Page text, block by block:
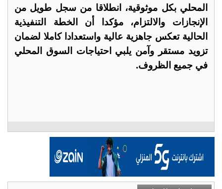
المحلي بكل موثوقية، انطلاقا من سجل طويل من
الإنجازات والالتزام، مؤكدا أن الخطة التنفيذية
الحالية تعكس جاهزية عالية واستعدادا كاملا لضمان
تزويد مستقر وآمن يلبي احتياجات السوق المحلي
في جميع الظروف.